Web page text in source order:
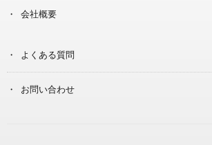
会社概要
よくある質問
お問い合わせ